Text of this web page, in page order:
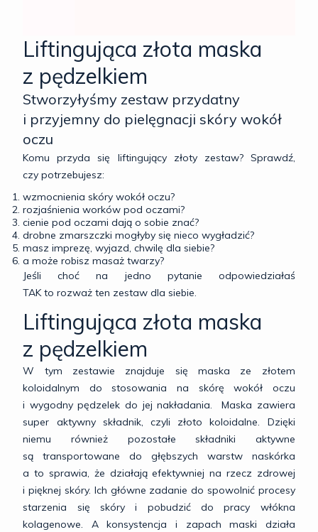
Liftingująca złota maska
z pędzelkiem
Stworzyłyśmy zestaw przydatny
i przyjemny do pielęgnacji skóry wokół
oczu
Komu przyda się liftingujący złoty zestaw? Sprawdź,
czy potrzebujesz:
wzmocnienia skóry wokół oczu?
rozjaśnienia worków pod oczami?
cienie pod oczami dają o sobie znać?
drobne zmarszczki mogłyby się nieco wygładzić?
masz imprezę, wyjazd, chwilę dla siebie?
a może robisz masaż twarzy?
Jeśli choć na jedno pytanie odpowiedziałaś
TAK to rozważ ten zestaw dla siebie.
Liftingująca złota maska
z pędzelkiem
W tym zestawie znajduje się maska ze złotem
koloidalnym do stosowania na skórę wokół oczu
i wygodny pędzelek do jej nakładania. Maska zawiera
super aktywny składnik, czyli złoto koloidalne. Dzięki
niemu również pozostałe składniki aktywne
są transportowane do głębszych warstw naskórka
a to sprawia, że działają efektywniej na rzecz zdrowej
i pięknej skóry. Ich główne zadanie do spowolnić procesy
starzenia się skóry i pobudzić do pracy włókna
kolagenowe. A konsystencja i zapach maski działa